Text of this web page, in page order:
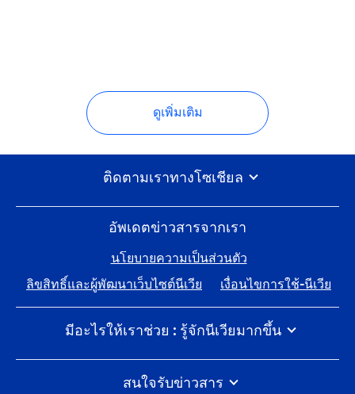
ดูเพิ่มเติม
อัพเดตข่าวสารจากเรา
นโยบายความเป็นส่วนตัว
ลิขสิทธิ์และผู้พัฒนาเว็บไซต์นีเวีย
เงื่อนไขการใช้-นีเวีย
มีอะไรให้เราช่วย : รู้จักนีเวียมากขึ้น
นีเวีย 100 ปีแห่งการดูแลผิว
ร่วมงานกับไบเออร์สด๊อรฟ
นีเวียสัมผัสโลกอย่างไร
พูดคุยกับทีมนีเวียได้เสมอ
สนใจรับข่าวสาร
ติดตามเราทางโซเชียล